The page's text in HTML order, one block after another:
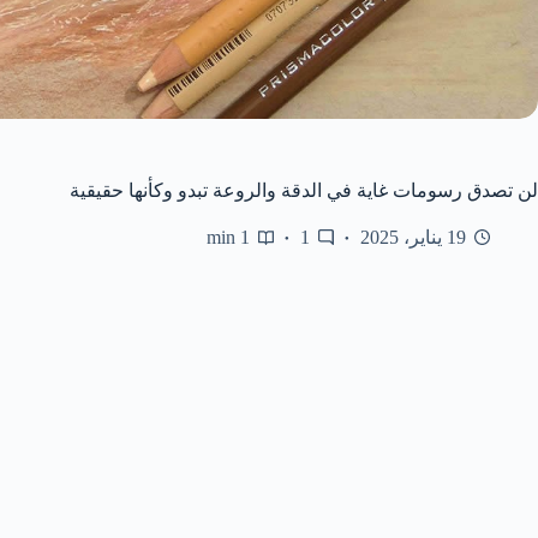
لن تصدق رسومات غاية في الدقة والروعة تبدو وكأنها حقيقية
19 يناير، 2025 1
1 min